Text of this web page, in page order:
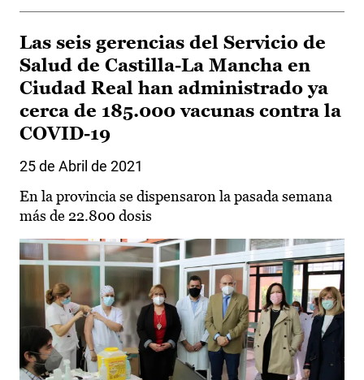
Las seis gerencias del Servicio de
Salud de Castilla-La Mancha en
Ciudad Real han administrado ya
cerca de 185.000 vacunas contra la
COVID-19
25 de Abril de 2021
En la provincia se dispensaron la pasada semana
más de 22.800 dosis